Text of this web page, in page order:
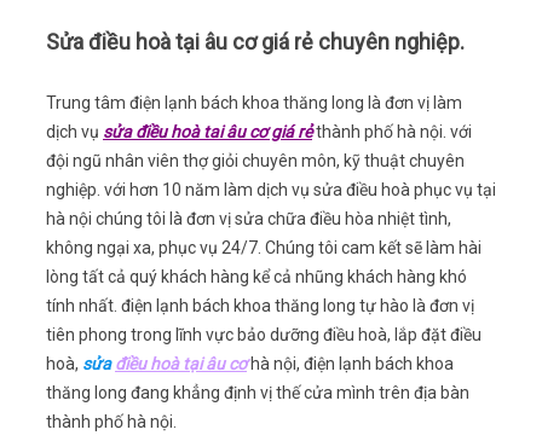
Sửa điều hoà tại âu cơ giá rẻ chuyên nghiệp.
Trung tâm điện lạnh bách khoa thăng long là đơn vị làm
dịch vụ sửa điều hoà tai âu cơ giá rẻthành phố hà nội. với
đội ngũ nhân viên thợ giỏi chuyên môn, kỹ thuật chuyên
nghiệp. với hơn 10 năm làm dịch vụ sửa điều hoà phục vụ tại
hà nội chúng tôi là đơn vị sửa chữa điều hòa nhiệt tình,
không ngại xa, phục vụ 24/7. Chúng tôi cam kết sẽ làm hài
lòng tất cả quý khách hàng kể cả nhũng khách hàng khó
tính nhất. điện lạnh bách khoa thăng long tự hào là đơn vị
tiên phong trong lĩnh vực bảo dưỡng điều hoà, lắp đặt điều
hoà, sửađiều hoà tạiâu cơhà nội, điện lạnh bách khoa
thăng long đang khẳng định vị thế cửa mình trên địa bàn
thành phố hà nội.